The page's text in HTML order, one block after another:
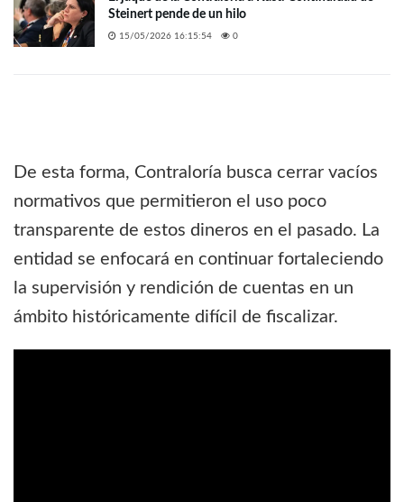
Steinert pende de un hilo
15/05/2026 16:15:54 0
De esta forma, Contraloría busca cerrar vacíos
normativos que permitieron el uso poco
transparente de estos dineros en el pasado. La
entidad se enfocará en continuar fortaleciendo
la supervisión y rendición de cuentas en un
ámbito históricamente difícil de fiscalizar.